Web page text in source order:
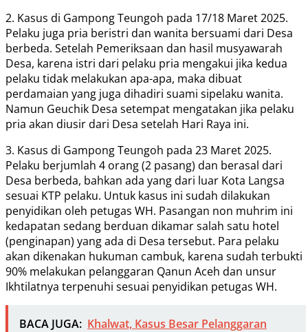
2. Kasus di Gampong Teungoh pada 17/18 Maret 2025.
Pelaku juga pria beristri dan wanita bersuami dari Desa
berbeda. Setelah Pemeriksaan dan hasil musyawarah
Desa, karena istri dari pelaku pria mengakui jika kedua
pelaku tidak melakukan apa-apa, maka dibuat
perdamaian yang juga dihadiri suami sipelaku wanita.
Namun Geuchik Desa setempat mengatakan jika pelaku
pria akan diusir dari Desa setelah Hari Raya ini.
3. Kasus di Gampong Teungoh pada 23 Maret 2025.
Pelaku berjumlah 4 orang (2 pasang) dan berasal dari
Desa berbeda, bahkan ada yang dari luar Kota Langsa
sesuai KTP pelaku. Untuk kasus ini sudah dilakukan
penyidikan oleh petugas WH. Pasangan non muhrim ini
kedapatan sedang berduan dikamar salah satu hotel
(penginapan) yang ada di Desa tersebut. Para pelaku
akan dikenakan hukuman cambuk, karena sudah terbukti
90% melakukan pelanggaran Qanun Aceh dan unsur
Ikhtilatnya terpenuhi sesuai penyidikan petugas WH.
BACA JUGA: Khalwat, Kasus Besar Pelanggaran